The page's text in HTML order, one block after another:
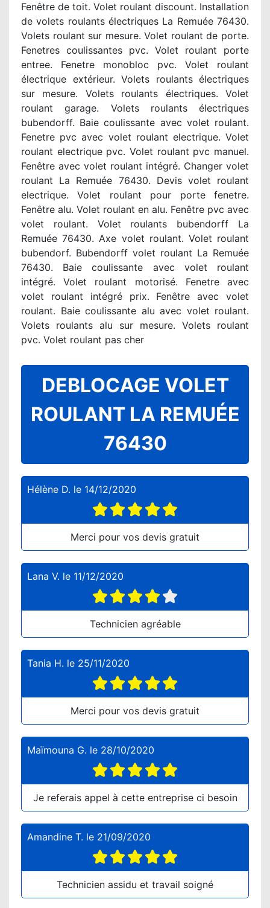
Fenêtre de toit. Volet roulant discount. Installation
de volets roulants électriques La Remuée 76430.
Volets roulant sur mesure. Volet roulant de porte.
Fenetres coulissantes pvc. Volet roulant porte
entree. Fenetre monobloc pvc. Volet roulant
électrique extérieur. Volets roulants électriques
sur mesure. Volets roulants électriques. Volet
roulant garage. Volets roulants électriques
bubendorff. Baie coulissante avec volet roulant.
Fenetre pvc avec volet roulant electrique. Volet
roulant electrique pvc. Volet roulant pvc manuel.
Fenêtre avec volet roulant intégré. Changer volet
roulant La Remuée 76430. Devis volet roulant
electrique. Volet roulant pour porte fenetre.
Fenêtre alu. Volet roulant en alu. Fenêtre pvc avec
volet roulant. Volet roulants bubendorff La
Remuée 76430. Axe volet roulant. Volet roulant
bubendorf. Bubendorff volet roulant La Remuée
76430. Baie coulissante avec volet roulant
intégré. Volet roulant motorisé. Fenetre avec
volet roulant intégré prix. Fenêtre avec volet
roulant. Baie coulissante alu avec volet roulant.
Volets roulants alu sur mesure. Volets roulant
pvc. Volet roulant pas cher
DEBLOCAGE VOLET
ROULANT LA REMUÉE
76430
Hélène D. le 14/12/2020
Merci pour vos devis gratuit
Lana V. le 11/12/2020
Technicien agréable
Tania H. le 25/11/2020
Merci pour vos devis gratuit
Maïmouna G. le 28/10/2020
Je referais appel à cette entreprise ci besoin
Amandine T. le 21/09/2020
Technicien assidu et travail soigné